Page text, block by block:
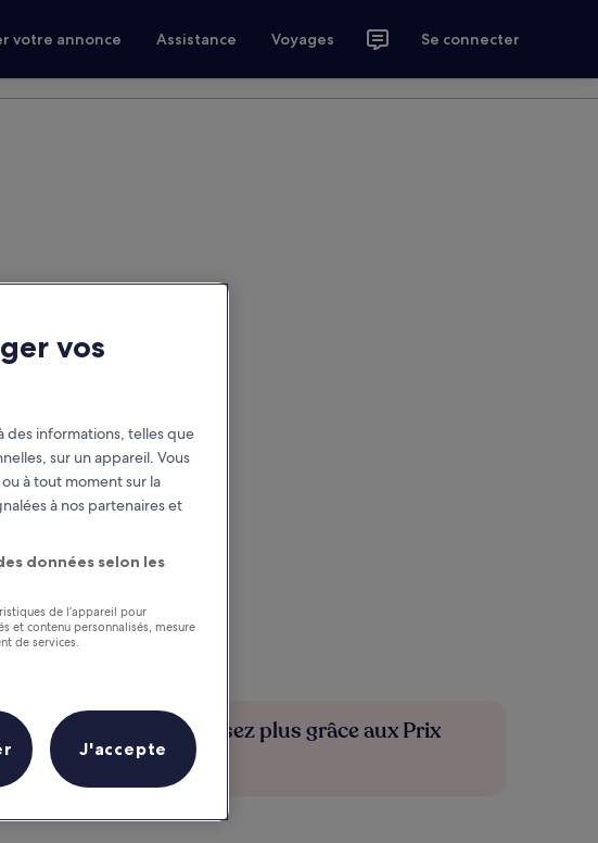
votre annonce Assistance Voyages Se connecter
Économisez plus grâce aux Prix
membres
vos
des informations, telles que
sur un appareil. Vous
à tout moment sur la
à nos partenaires et
données selon les
de l’appareil pour
et contenu personnalisés, mesure
de services.
J'accepte